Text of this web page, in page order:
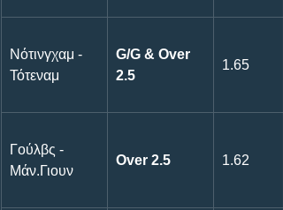
Νότινγχαμ -
Τότεναμ
G/G & Over
2.5
1.65
Γούλβς -
Mάν.Γιουν
Over 2.5 1.62